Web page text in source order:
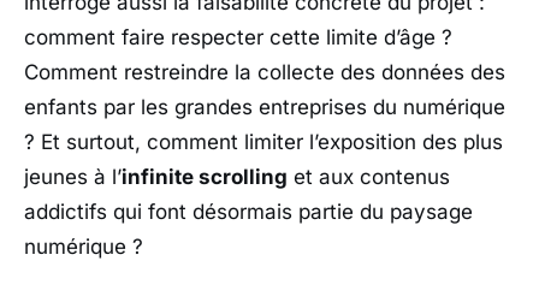
comment faire respecter cette limite d’âge ?
Comment restreindre la collecte des données des
enfants par les grandes entreprises du numérique
? Et surtout, comment limiter l’exposition des plus
jeunes à l’infinite scrolling et aux contenus
addictifs qui font désormais partie du paysage
numérique ?